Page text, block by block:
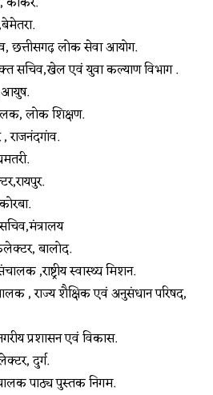
छत्तीसगढ़ लोक सेवा आयोग.
सचिव,खेल एवं युवा कल्याण विभाग .
लोक शिक्षण.
बालोद.
,राष्ट्रीय स्वास्थ्य मिशन.
, राज्य शैक्षिक एवं अनुसंधान परिषद,
प्रशासन एवं विकास.
दुर्ग.
पाठ्य पुस्तक निगम.